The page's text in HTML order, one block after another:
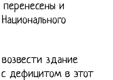
и
здание
с дефицитом в этот